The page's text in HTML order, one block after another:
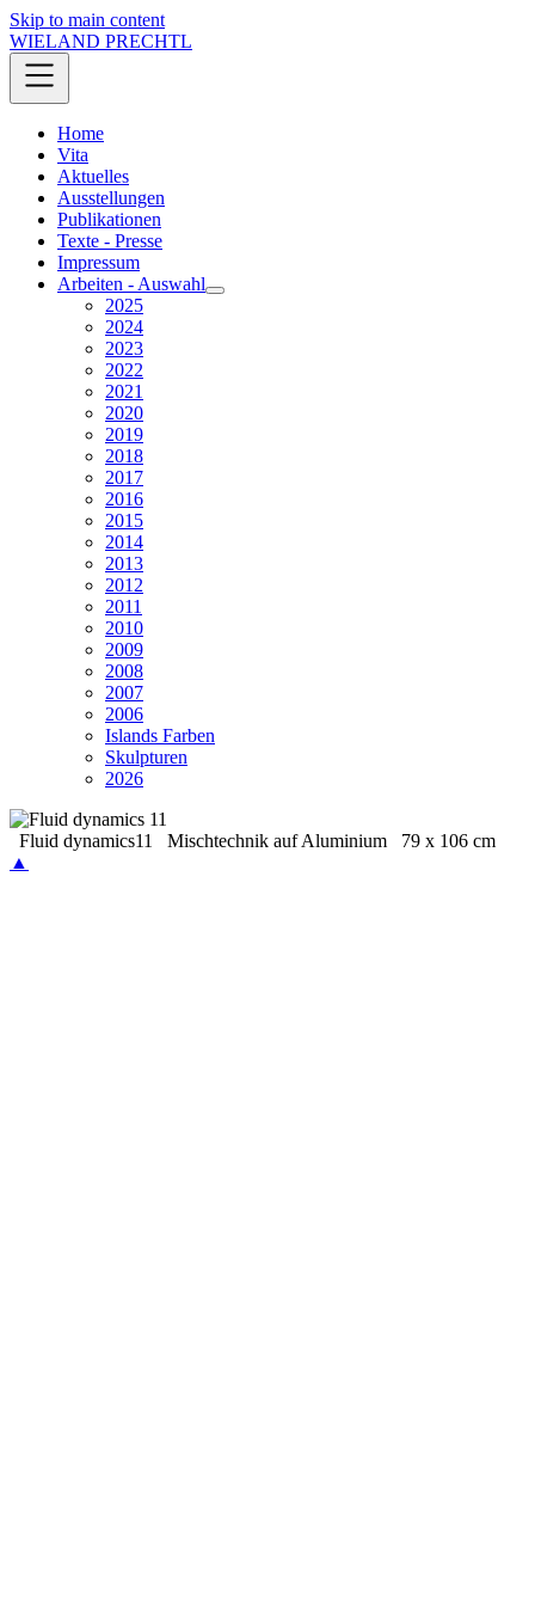
Skip to main content
WIELAND PRECHTL
Home
Vita
Aktuelles
Ausstellungen
Publikationen
Texte - Presse
Impressum
Arbeiten - Auswahl
2025
2024
2023
2022
2021
2020
2019
2018
2017
2016
2015
2014
2013
2012
2011
2010
2009
2008
2007
2006
Islands Farben
Skulpturen
2026
Fluid dynamics11 Mischtechnik auf Aluminium 79 x 106 cm
▲